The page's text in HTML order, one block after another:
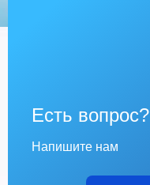
Есть вопрос?
Напишите нам